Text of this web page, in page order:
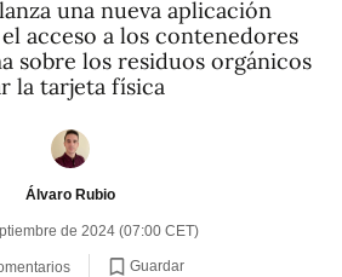
una nueva aplicación
acceso a los contenedores
sobre los residuos orgánicos
la tarjeta física
Álvaro Rubio
de 2024 (07:00 CET)
Guardar